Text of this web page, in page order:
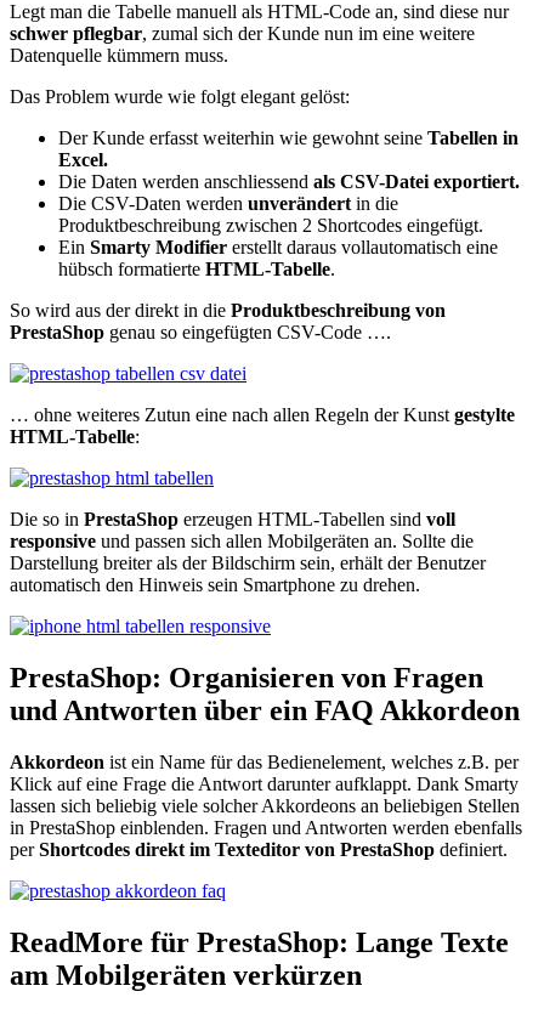
Legt man die Tabelle manuell als HTML-Code an, sind diese nur
schwer pflegbar, zumal sich der Kunde nun im eine weitere
Datenquelle kümmern muss.
Das Problem wurde wie folgt elegant gelöst:
Der Kunde erfasst weiterhin wie gewohnt seine Tabellen in
Excel.
Die Daten werden anschliessend als CSV-Datei exportiert.
Die CSV-Daten werden unverändert in die
Produktbeschreibung zwischen 2 Shortcodes eingefügt.
Ein Smarty Modifier erstellt daraus vollautomatisch eine
hübsch formatierte HTML-Tabelle.
So wird aus der direkt in die Produktbeschreibung von
PrestaShop genau so eingefügten CSV-Code ….
… ohne weiteres Zutun eine nach allen Regeln der Kunst gestylte
HTML-Tabelle:
Die so in PrestaShop erzeugen HTML-Tabellen sind voll
responsive und passen sich allen Mobilgeräten an. Sollte die
Darstellung breiter als der Bildschirm sein, erhält der Benutzer
automatisch den Hinweis sein Smartphone zu drehen.
PrestaShop: Organisieren von Fragen
und Antworten über ein FAQ Akkordeon
Akkordeon ist ein Name für das Bedienelement, welches z.B. per
Klick auf eine Frage die Antwort darunter aufklappt. Dank Smarty
lassen sich beliebig viele solcher Akkordeons an beliebigen Stellen
in PrestaShop einblenden. Fragen und Antworten werden ebenfalls
perShortcodes direkt im Texteditor von PrestaShop definiert.
ReadMore für PrestaShop: Lange Texte
am Mobilgeräten verkürzen